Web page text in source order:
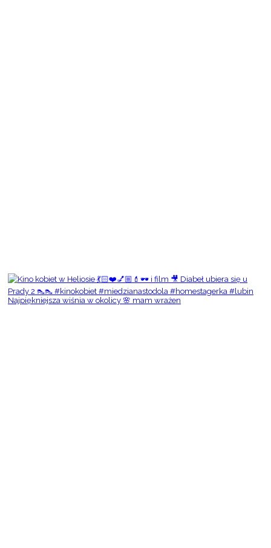
Najpiękniejsza wiśnia w okolicy 🌸 mam wrażen